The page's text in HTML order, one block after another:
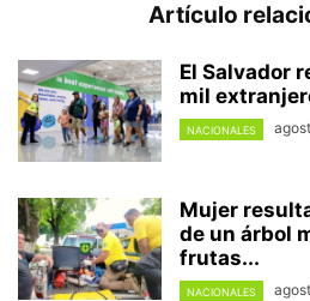
Artículo
El Salvador
mil
NACIONALES
Mujer
de un árbol
frutas...
NACIONALES